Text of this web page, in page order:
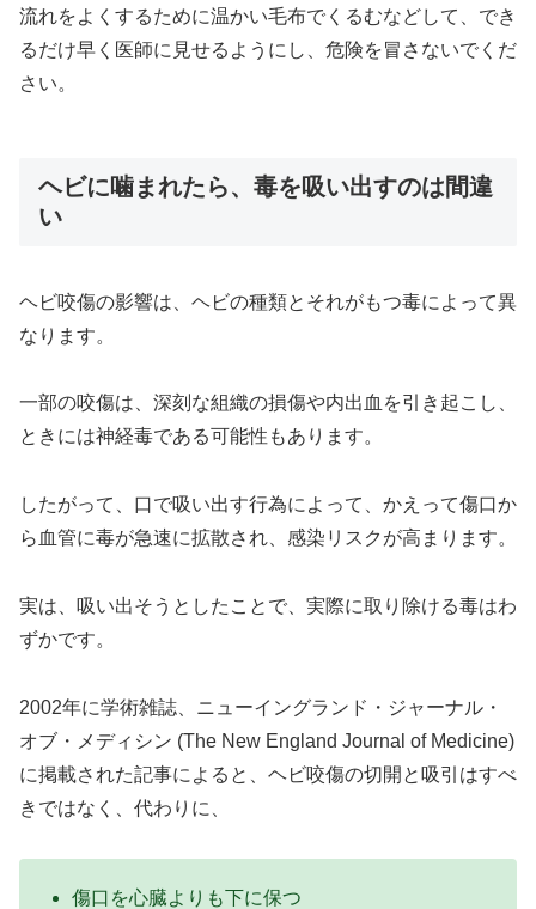
流れをよくするために温かい毛布でくるむなどして、でき
るだけ早く医師に見せるようにし、危険を冒さないでくだ
さい。
ヘビに噛まれたら、毒を吸い出すのは間違
い
ヘビ咬傷の影響は、ヘビの種類とそれがもつ毒によって異
なります。
一部の咬傷は、深刻な組織の損傷や内出血を引き起こし、
ときには神経毒である可能性もあります。
したがって、口で吸い出す行為によって、かえって傷口か
ら血管に毒が急速に拡散され、感染リスクが高まります。
実は、吸い出そうとしたことで、実際に取り除ける毒はわ
ずかです。
2002年に学術雑誌、ニューイングランド・ジャーナル・
オブ・メディシン (The New England Journal of Medicine)
に掲載された記事によると、ヘビ咬傷の切開と吸引はすべ
きではなく、代わりに、
傷口を心臓よりも下に保つ